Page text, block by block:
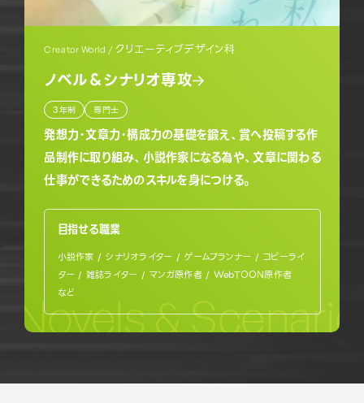
Creator World / クリエーティブデザイン科
ノベル＆シナリオ専攻
3年制 専門士
発想力・文章力・構成力の基礎を鍛え、賞へ投稿する作
品制作に取り組み、小説作家になる為や、文章に関わる
仕事ができるためのスキルを身につける。
目指せる職業
小説作家 / シナリオライター / ゲームプランナー / コピーライ
ター / 雑誌ライター / マンガ原作者 / WebTOON原作者
など
Novels &